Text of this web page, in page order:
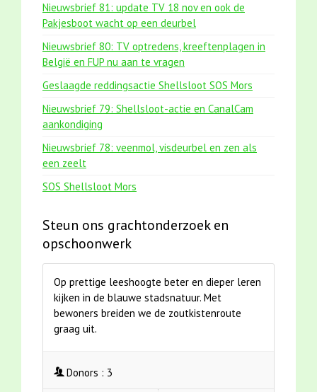
Nieuwsbrief 81: update TV 18 nov en ook de
Pakjesboot wacht op een deurbel
Nieuwsbrief 80: TV optredens, kreeftenplagen in
België en FUP nu aan te vragen
Geslaagde reddingsactie Shellsloot SOS Mors
Nieuwsbrief 79: Shellsloot-actie en CanalCam
aankondiging
Nieuwsbrief 78: veenmol, visdeurbel en zen als
een zeelt
SOS Shellsloot Mors
Steun ons grachtonderzoek en
opschoonwerk
Op prettige leeshoogte beter en dieper leren
kijken in de blauwe stadsnatuur. Met
bewoners breiden we de zoutkistenroute
graag uit.
Donors : 3